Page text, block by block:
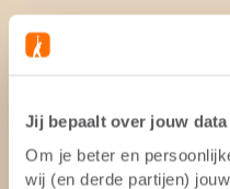
Jij bepaalt over jouw data
Om je beter en
wij (en derde partijen)